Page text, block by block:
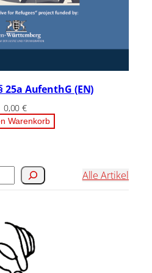
25a AufenthG (EN)
0,00€
Warenkorb
Alle Artikel